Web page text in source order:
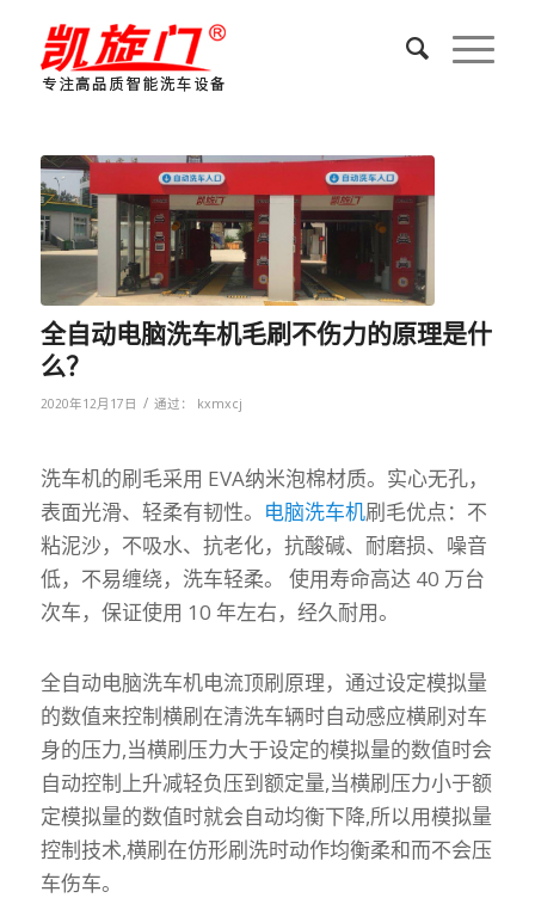
全自动电脑洗车机毛刷不伤力的原理是什
么？
2020年12月17日 / 通过： kxmxcj
洗车机的刷毛采用 EVA纳米泡棉材质。实心无孔，
表面光滑、轻柔有韧性。 电脑洗车机刷毛优点：不
粘泥沙，不吸水、抗老化，抗酸碱、耐磨损、噪音
低，不易缠绕，洗车轻柔。 使用寿命高达 40 万台
次车，保证使用 10 年左右，经久耐用。
全自动电脑洗车机电流顶刷原理，通过设定模拟量
的数值来控制横刷在清洗车辆时自动感应横刷对车
身的压力,当横刷压力大于设定的模拟量的数值时会
自动控制上升减轻负压到额定量,当横刷压力小于额
定模拟量的数值时就会自动均衡下降,所以用模拟量
控制技术,横刷在仿形刷洗时动作均衡柔和而不会压
车伤车。